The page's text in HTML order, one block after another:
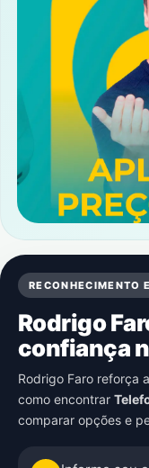
RECONHECIMENTO
Rodrigo
confiança
Rodrigo Faro reforça
como encontrar
comparar opções e